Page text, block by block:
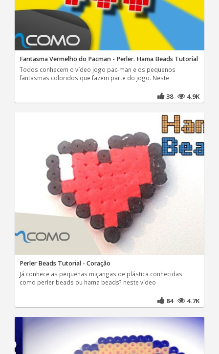
Fantasma Vermelho do Pacman - Perler. Hama Beads Tutorial
Todos conhecem o vídeo jogo pac-man e os pequenos
fantasmas coloridos que fazem parte do jogo. Neste
38 4.9K
Perler Beads Tutorial - Coração
Já conhece as pequenas miçangas de plástica conhecidas
como perler beads ou hama beads? neste vídeo
84 4.7K